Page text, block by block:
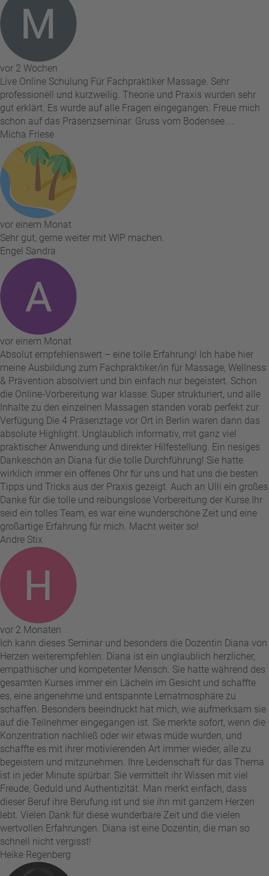
vor 2 Wochen
Live Online Schulung Für Fachpraktiker Massage. Sehr
professionell und kurzweilig. Theorie und Praxis wurden sehr
gut erklärt. Es wurde auf alle Fragen eingegangen. Freue mich
schon auf das Präsenzseminar. Gruss vom Bodensee....
Micha Friese
vor einem Monat
Sehr gut, gerne weiter mit WIP machen.
Engel Sandra
vor einem Monat
Absolut empfehlenswert – eine tolle Erfahrung! Ich habe hier
meine Ausbildung zum Fachpraktiker/in für Massage, Wellness
& Prävention absolviert und bin einfach nur begeistert. Schon
die Online-Vorbereitung war klasse: Super strukturiert, und alle
Inhalte zu den einzelnen Massagen standen vorab perfekt zur
Verfügung. ​Die 4 Präsenztage vor Ort in Berlin waren dann das
absolute Highlight. Unglaublich informativ, mit ganz viel
praktischer Anwendung und direkter Hilfestellung. Ein riesiges
Dankeschön an Diana für die tolle Durchführung! Sie hatte
wirklich immer ein offenes Ohr für uns und hat uns die besten
Tipps und Tricks aus der Praxis gezeigt. Auch an Ulli ein großes
Danke für die tolle und reibungslose Vorbereitung der Kurse. ​Ihr
seid ein tolles Team, es war eine wunderschöne Zeit und eine
großartige Erfahrung für mich. Macht weiter so!
Andre Stix
vor 2 Monaten
Ich kann dieses Seminar und besonders die Dozentin Diana von
Herzen weiterempfehlen. Diana ist ein unglaublich herzlicher,
empathischer und kompetenter Mensch. Sie hatte während des
gesamten Kurses immer ein Lächeln im Gesicht und schaffte
es, eine angenehme und entspannte Lernatmosphäre zu
schaffen. Besonders beeindruckt hat mich, wie aufmerksam sie
auf die Teilnehmer eingegangen ist. Sie merkte sofort, wenn die
Konzentration nachließ oder wir etwas müde wurden, und
schaffte es mit ihrer motivierenden Art immer wieder, alle zu
begeistern und mitzunehmen. Ihre Leidenschaft für das Thema
ist in jeder Minute spürbar. Sie vermittelt ihr Wissen mit viel
Freude, Geduld und Authentizität. Man merkt einfach, dass
dieser Beruf ihre Berufung ist und sie ihn mit ganzem Herzen
lebt. Vielen Dank für diese wunderbare Zeit und die vielen
wertvollen Erfahrungen. Diana ist eine Dozentin, die man so
schnell nicht vergisst!
Heike Regenberg